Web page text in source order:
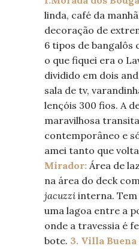
linda, café da
decoração de
6 tipos de bangalôs
o que fiquei era o
dividido em dois
sala de tv,
lençóis 300 fios. A
maravilhosa
contemporâneo e
amei tanto que
Mirador: Área de
na área do deck
jacuzzi interna. Tem
uma lagoa entre a
onde a travessia é
bote. 3. Villa